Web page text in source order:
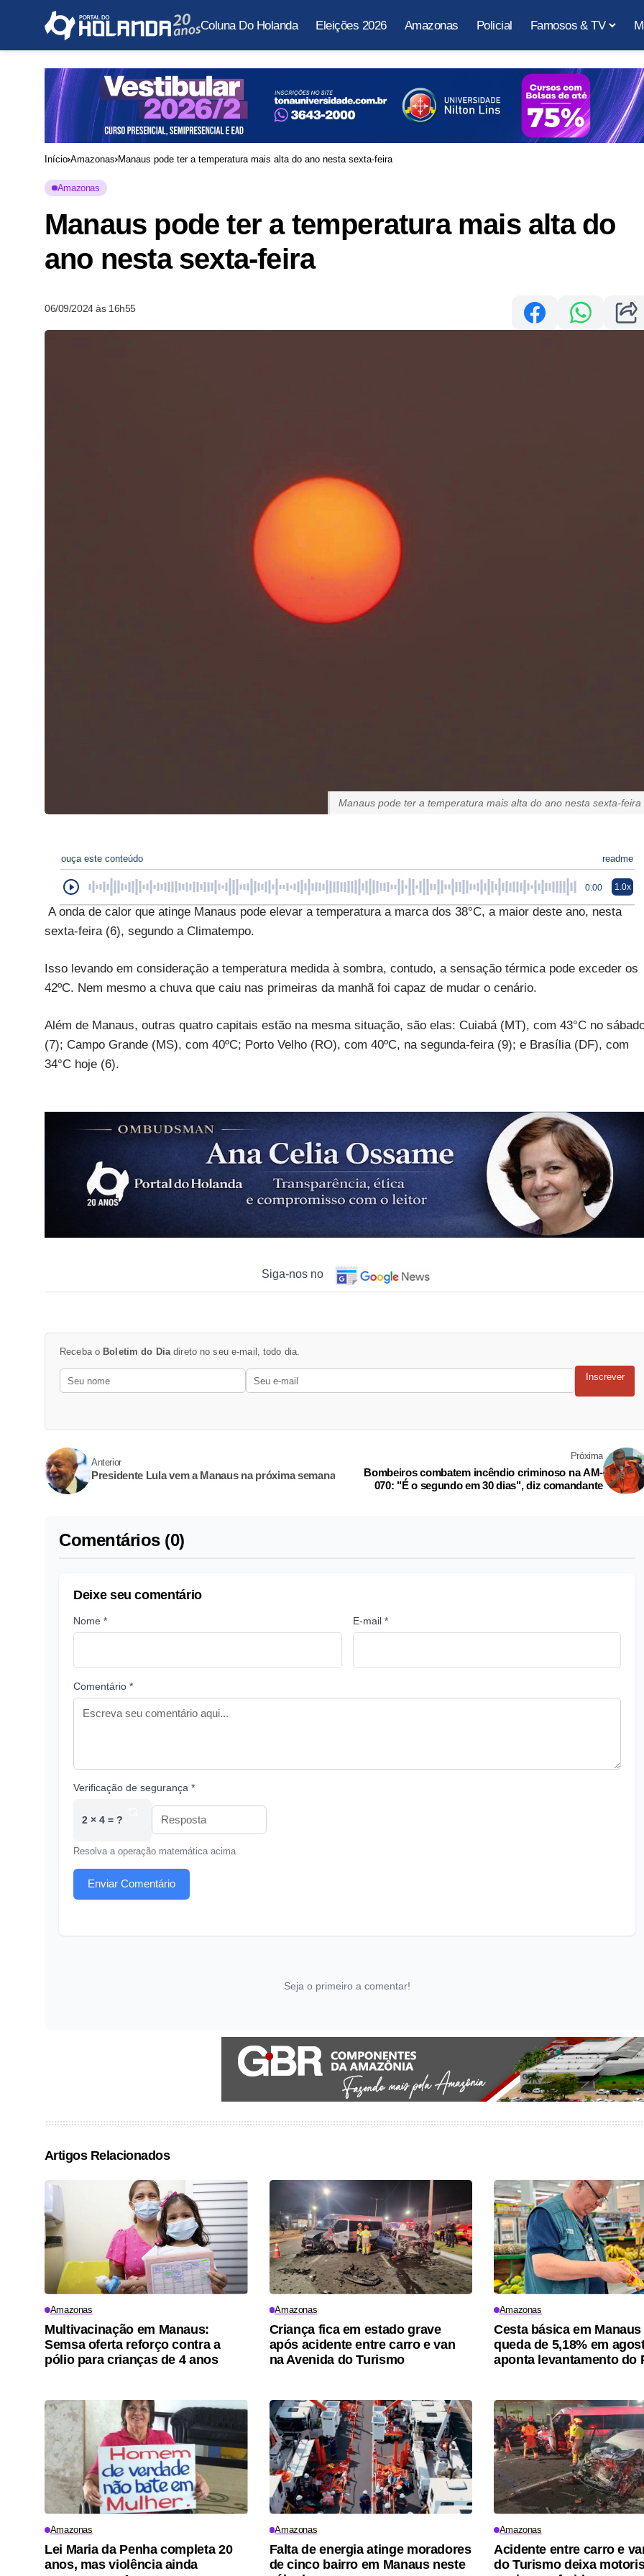
Coluna Do Holanda Eleições 2026 Amazonas Policial Famosos & TV
Início Amazonas Manaus pode ter a temperatura mais alta do ano nesta sexta-feira
Amazonas
Manaus pode ter a temperatura mais alta do
ano nesta sexta-feira
06/09/2024 às 16h55
Manaus pode ter a temperatura mais alta do ano nesta sexta-feira
ouça este conteúdo readme
0:00 1.0x
A onda de calor que atinge Manaus pode elevar a temperatura a marca dos 38°C, a maior deste ano, nesta
sexta-feira (6), segundo a Climatempo.
Isso levando em consideração a temperatura medida à sombra, contudo, a sensação térmica pode exceder os
42ºC. Nem mesmo a chuva que caiu nas primeiras da manhã foi capaz de mudar o cenário.
Além de Manaus, outras quatro capitais estão na mesma situação, são elas: Cuiabá (MT), com 43°C no
(7); Campo Grande (MS), com 40ºC; Porto Velho (RO), com 40ºC, na segunda-feira (9); e Brasília (DF), com
34°C hoje (6).
Siga-nos no
Receba o Boletim do Diadireto no seu e-mail, todo dia.
Inscrever
Anterior
Presidente Lula vem a Manaus na próxima semana
Próxima
Bombeiros combatem incêndio criminoso na AM-
070: "É o segundo em 30 dias", diz comandante
Comentários (0)
Deixe seu comentário
Nome * E-mail *
Comentário *
Verificação de segurança *
2 × 4 = ?
Resolva a operação matemática acima
Enviar Comentário
Seja o primeiro a comentar!
Artigos Relacionados
Amazonas
Multivacinação em Manaus:
Semsa oferta reforço contra a
pólio para crianças de 4 anos
Amazonas
Criança fica em estado grave
após acidente entre carro e van
na Avenida do Turismo
Amazonas
Cesta básica em
queda de 5,18% em
aponta levantamento do
Amazonas
Lei Maria da Penha completa 20
anos, mas violência ainda
Amazonas
Falta de energia atinge moradores
de cinco bairro em Manaus neste
Amazonas
Acidente entre carro e
do Turismo deixa